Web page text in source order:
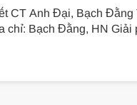
CT Anh Đại, Bạch Đằng
chỉ: Bạch Đằng, HN Giải